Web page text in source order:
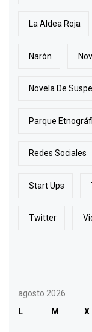
La Aldea Roja
Narón
Novela De
Parque
Redes Sociales
Start Ups
Twitter
agosto 2026
L
M X